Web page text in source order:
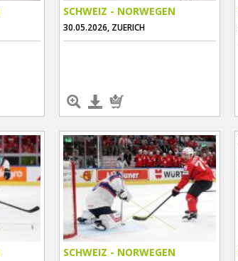
SCHWEIZ - NORWEGEN
30.05.2026, ZUERICH
SCHWEIZ - NORWEGEN